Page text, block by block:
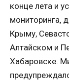
конце лета и
мониторинга,
Крыму,
Алтайском и
Хабаровске.